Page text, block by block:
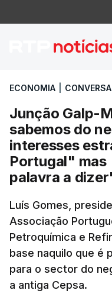
Junção
ECONOMIA
Junção Galp-
sabemos do
interesses
Portugal" mas
palavra a
Luís Gomes,
Associação
Petroquímica e
base naquilo que é
para o sector do
a antiga Cepsa.